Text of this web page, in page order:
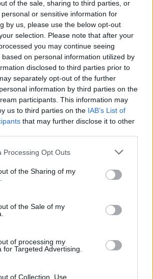
of the sale, sharing to third parties, or
or sensitive information for
by us, please use the below opt-out
selection. Please note that after your
you may continue seeing
on personal information utilized by
disclosed to third parties prior to
separately opt-out of the further
information by third parties on the
participants. This information may
us to third parties on the IAB’s List of
that may further disclose it to other
website/app uses one or more Google
or usage behaviour. You may click to
to Google and its third-party tags to
specified purposes in below Google
Processing Opt Outs
of the Sharing of my
of the Sale of my
of processing my
for Targeted Advertising.
of Collection, Use,
Una strategia efficace è
con colori diversi, boiserie
di materiali in contrasto
ritmi visivi ed enfatizzare le
fondamentali nella
spazio. Qual è il tuo colore
vita a una stanza?
per un comfort
che i soffitti alti possono
riverbero. Inserire tessuti pesanti,
su arredi aiuta a
sonora. Alcuni architetti
pannelli acustici integrati nel
il comfort possa influenzare il